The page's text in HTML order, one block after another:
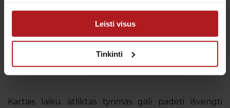
arba naudojant paslaugas surinktos informacijos.
Leisti visus
Tinkinti
Kaip pasiruošti širdies echoskopijai?
Specialaus pasiruošimo širdies echoskopijai nereikia.
Tačiau tam, kad tyrimo rezultatai būtų kuo tikslesni,
rekomenduojama prieš jį pailsėti, pabūti ramiai ir
daug nejudėti.
Kartais laiku atliktas tyrimas gali padėti išvengti